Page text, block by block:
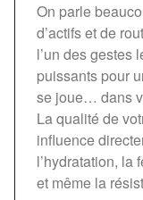
On parle
d’actifs et de
l’un des gestes
puissants pour
se joue… dans
La qualité de
influence
l’hydratation, la
et même la